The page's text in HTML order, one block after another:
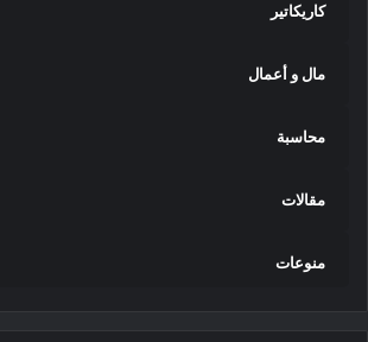
كاريكاتير
مال و أعمال
محاسبة
مقالات
منوعات